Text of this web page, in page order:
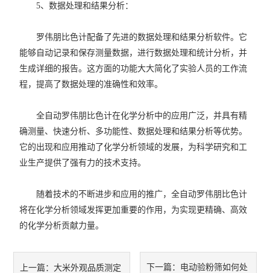
5、数据处理和结果分析：
罗伟朋比色计配备了先进的数据处理和结果分析软件。它
能够自动记录和保存测量数据，进行数据处理和统计分析，并
生成详细的报告。这方面的功能大大简化了实验人员的工作流
程，提高了数据处理的准确性和效率。
全自动罗伟朋比色计在化学分析中的应用广泛，并具有精
确测量、快速分析、多功能性、数据处理和结果分析等优势。
它的出现和应用推动了化学分析领域的发展，为科学研究和工
业生产提供了强有力的技术支持。
随着技术的不断进步和应用的推广，全自动罗伟朋比色计
将在化学分析领域发挥更加重要的作用，为实现更精确、高效
的化学分析贡献力量。
上一篇：大米外观品质测定 下一篇： 电动验粉筛如何处